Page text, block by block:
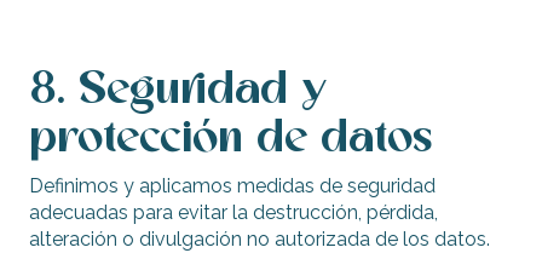
8. Seguridad y
protección de datos
Definimos y aplicamos medidas de seguridad
adecuadas para evitar la destrucción, pérdida,
alteración o divulgación no autorizada de los datos.